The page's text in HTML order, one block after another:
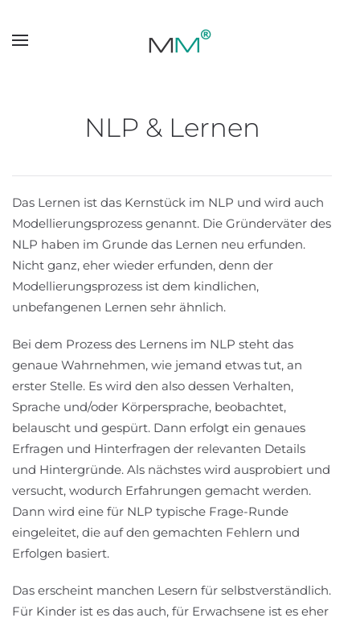
Skip to main content
NLP & Lernen
Das Lernen ist das Kernstück im NLP und wird auch
Modellierungsprozess genannt. Die Gründerväter des
NLP haben im Grunde das Lernen neu erfunden.
Nicht ganz, eher wieder erfunden, denn der
Modellierungsprozess ist dem kindlichen,
unbefangenen Lernen sehr ähnlich.
Bei dem Prozess des Lernens im NLP steht das
genaue Wahrnehmen, wie jemand etwas tut, an
erster Stelle. Es wird den also dessen Verhalten,
Sprache und/oder Körpersprache, beobachtet,
belauscht und gespürt. Dann erfolgt ein genaues
Erfragen und Hinterfragen der relevanten Details
und Hintergründe. Als nächstes wird ausprobiert und
versucht, wodurch Erfahrungen gemacht werden.
Dann wird eine für NLP typische Frage-Runde
eingeleitet, die auf den gemachten Fehlern und
Erfolgen basiert.
Das erscheint manchen Lesern für selbstverständlich.
Für Kinder ist es das auch, für Erwachsene ist es eher